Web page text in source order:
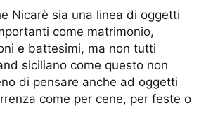
Nicarè sia una linea di oggetti
come matrimonio,
e battesimi, ma non tutti
siciliano come questo non
di pensare anche ad oggetti
come per cene, per feste o